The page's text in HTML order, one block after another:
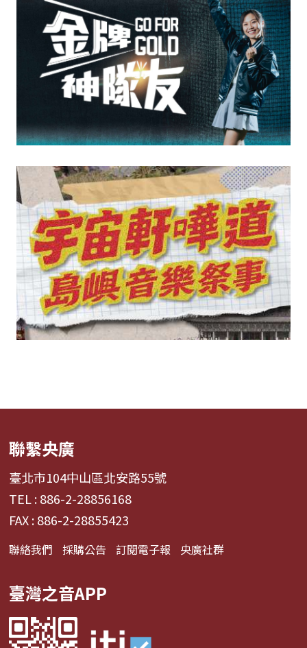
聯繫央廣
臺北市104中山區北安路55號
TEL : 886-2-28856168
FAX : 886-2-28855423
聯絡我們 採購公告 訂閱電子報 央廣社群
臺灣之音APP